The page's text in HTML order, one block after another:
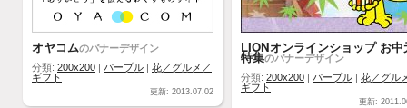
オヤコムのバナーデザイン
分類: 200x200 パープル
花／グルメ／
ギフト
更新: 2013.07.02
LIONオンラインショップ お中
特集のバナーデザイン
分類: 200x200 パープル
花／グル
ギフト
更新: